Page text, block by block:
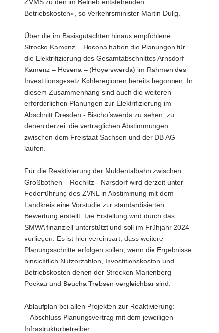
ZVMS zu den im Betrieb entstehenden
Betriebskosten«, so Verkehrsminister Martin Dulig.
Über die im Basisgutachten hinaus empfohlene
Strecke Kamenz – Hosena haben die Planungen für
die Elektrifizierung des Gesamtabschnittes Arnsdorf –
Kamenz – Hosena – (Hoyerswerda) im Rahmen des
Investitionsgesetz Kohleregionen bereits begonnen. In
diesem Zusammenhang sind auch die weiteren
erforderlichen Planungen zur Elektrifizierung im
Abschnitt Dresden - Bischofswerda zu sehen, zu
denen derzeit die vertraglichen Abstimmungen
zwischen dem Freistaat Sachsen und der DB AG
laufen.
Für die Reaktivierung der Muldentalbahn zwischen
Großbothen – Rochlitz - Narsdorf wird derzeit unter
Federführung des ZVNL in Abstimmung mit dem
Landkreis eine Vorstudie zur standardisierten
Bewertung erstellt. Die Erstellung wird durch das
SMWA finanziell unterstützt und soll im Frühjahr 2024
vorliegen. Es ist hier vereinbart, dass weitere
Planungsschritte erfolgen sollen, wenn die Ergebnisse
hinsichtlich Nutzerzahlen, Investitionskosten und
Betriebskosten denen der Strecken Marienberg –
Pockau und Beucha Trebsen vergleichbar sind.
Ablaufplan bei allen Projekten zur Reaktivierung:
– Abschluss Planungsvertrag mit dem jeweiligen
Infrastrukturbetreiber